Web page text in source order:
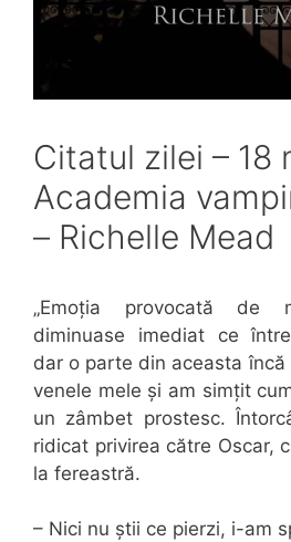
Citatul zilei – 18
Academia
– Richelle Mead
„Emoția provocată de
diminuase imediat ce
dar o parte din aceasta încă
venele mele și am simțit
un zâmbet prostesc.
ridicat privirea către Oscar,
la fereastră.
– Nici nu știi ce pierzi, i-am